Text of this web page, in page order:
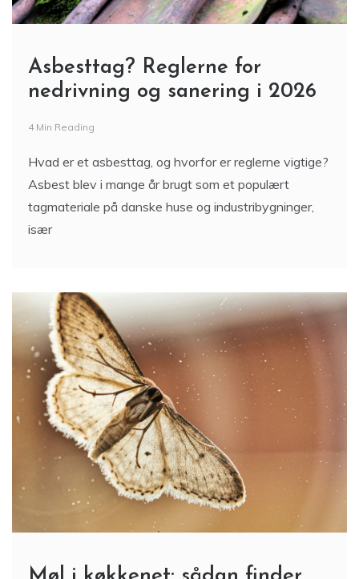
Asbesttag? Reglerne for
nedrivning og sanering i 2026
4 Min Reading
Hvad er et asbesttag, og hvorfor er reglerne vigtige?
Asbest blev i mange år brugt som et populært
tagmateriale på danske huse og industribygninger,
især